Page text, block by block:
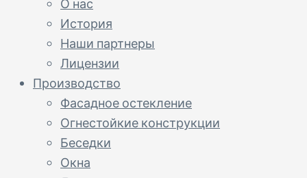
О нас
История
Наши партнеры
Лицензии
Производство
Фасадное остекление
Огнестойкие конструкции
Беседки
Окна